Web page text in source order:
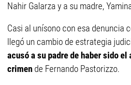
Nahir Galarza y a su madre,
Casi al unísono con esa denuncia
llegó un cambio de estrategia
acusó a su padre de haber sido
crimen de Fernando Pastorizzo.